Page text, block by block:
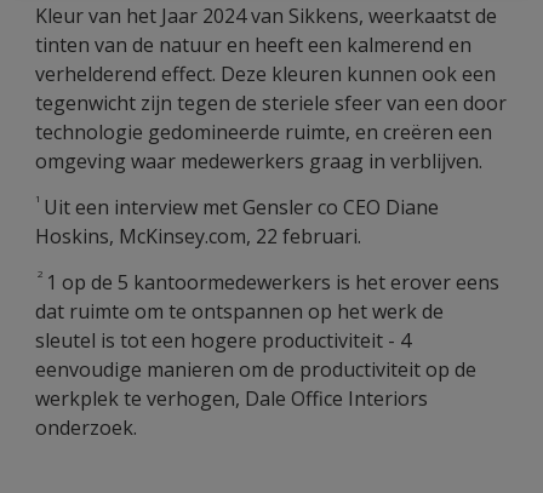
Kleur van het Jaar 2024 van Sikkens, weerkaatst de
tinten van de natuur en heeft een kalmerend en
verhelderend effect. Deze kleuren kunnen ook een
tegenwicht zijn tegen de steriele sfeer van een door
technologie gedomineerde ruimte, en creëren een
omgeving waar medewerkers graag in verblijven.
1 Uit een interview met Gensler co CEO Diane
Hoskins, McKinsey.com, 22 februari.
2 1 op de 5 kantoormedewerkers is het erover eens
dat ruimte om te ontspannen op het werk de
sleutel is tot een hogere productiviteit - 4
eenvoudige manieren om de productiviteit op de
werkplek te verhogen, Dale Office Interiors
onderzoek.